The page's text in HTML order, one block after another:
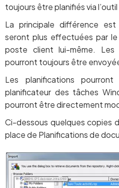
toujours être planifiés via
La principale différence
seront plus effectuées par
poste client lui-même. Les
pourront toujours être
Les planifications
planificateur des tâches
pourront être directement
Ci-dessous quelques copies
place de Planifications de